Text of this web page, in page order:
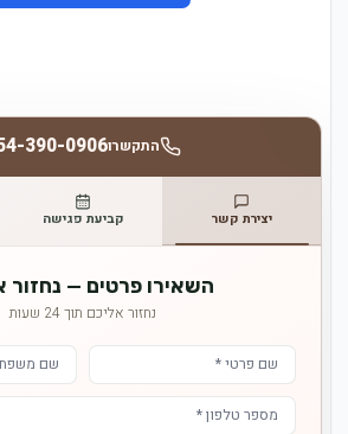
התקשרו390-0906
יצירת קשר קביעת פגישה
השאירו פרטים — נחזור
נחזור אליכם תוך 24 שעות